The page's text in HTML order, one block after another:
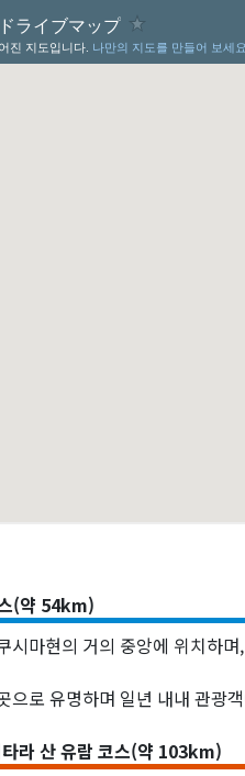
(약 54km)
시마현의 거의 중앙에 위치하
으로 유명하며 일년 내내 관광
라 산 유람 코스(약 103km)